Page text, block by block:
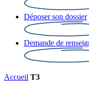
Déposer son dossier
Demande de
Accueil T3